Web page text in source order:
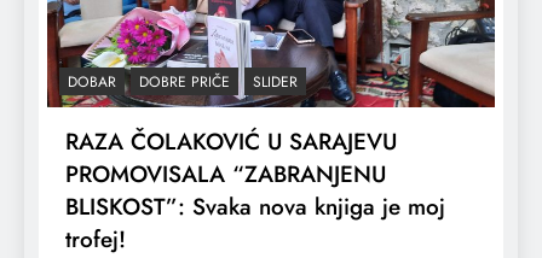
DOBAR DOBRE PRIČE SLIDER
RAZA ČOLAKOVIĆ U SARAJEVU
PROMOVISALA “ZABRANJENU
BLISKOST”: Svaka nova knjiga je moj
trofej!